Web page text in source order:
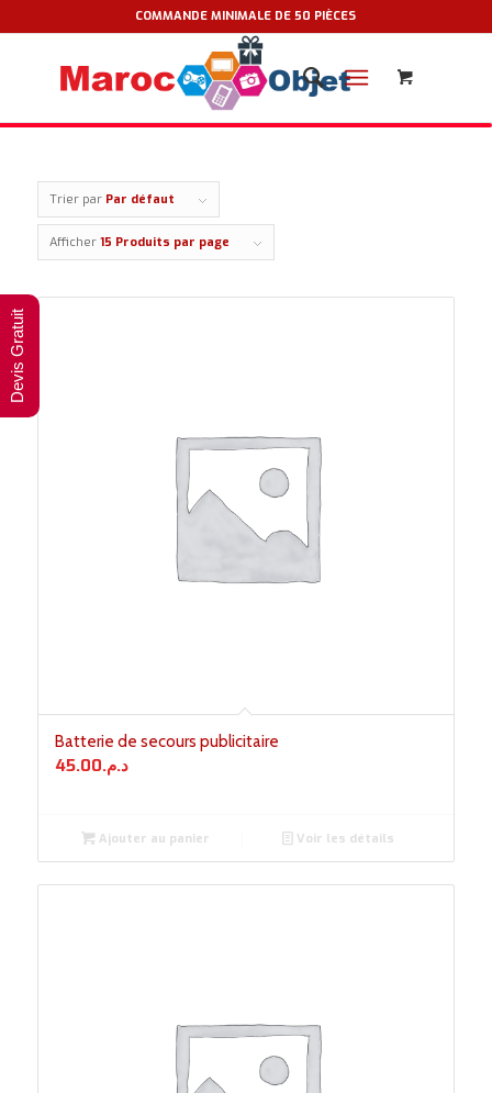
COMMANDE MINIMALE DE 50 PIÈCES
Trier par Par défaut
Afficher 15 Produits par page
Batterie de secours publicitaire
د.م.45.00
Ajouter au panier Voir les détails
Devis Gratuit